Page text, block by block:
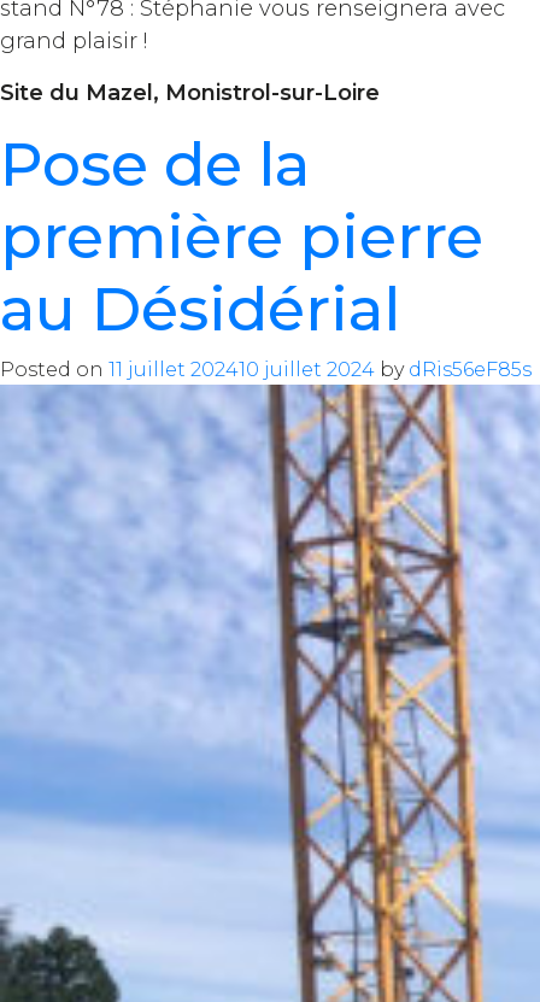
stand N°78 : Stéphanie vous renseignera avec
grand plaisir !
Site du Mazel, Monistrol-sur-Loire
Pose de la
première pierre
au Désidérial
Posted on 11 juillet 202410 juillet 2024 by dRis56eF85s